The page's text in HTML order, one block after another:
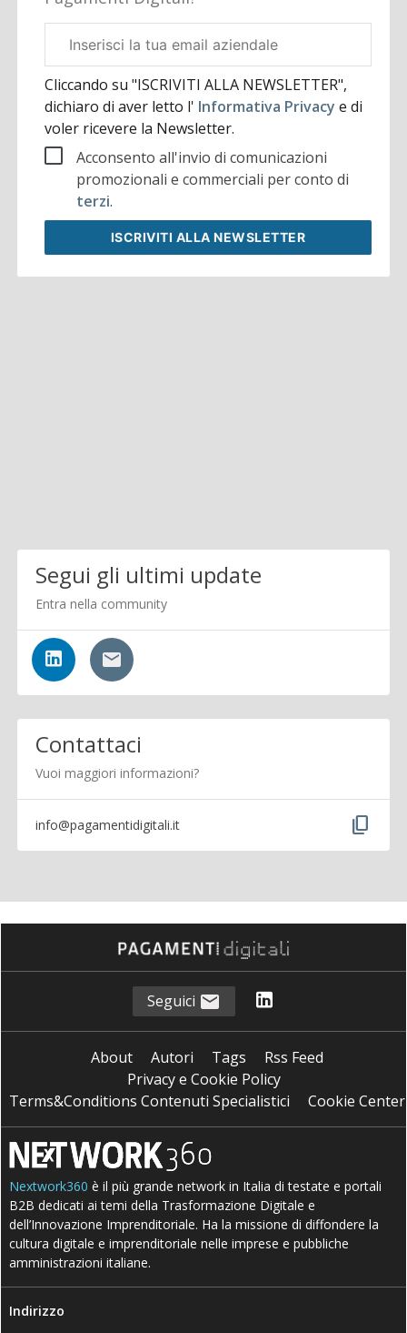
aziendale
Cliccando su "ISCRIVITI ALLA NEWSLETTER",
dichiaro di aver letto l' Informativa Privacye di
voler ricevere la Newsletter.
Acconsento all'invio di comunicazioni
promozionali e commerciali per conto di
terzi.
ISCRIVITI ALLA NEWSLETTER
Segui gli ultimi update
Entra nella community
Contattaci
Vuoi maggiori informazioni?
info@pagamentidigitali.it content_copy
Seguici
About Autori Tags
Rss Feed
Privacy e Cookie Policy
Terms&Conditions Contenuti Specialistici
Cookie Center
Nextwork360 è il più grande network in Italia di testate e portali
B2B dedicati ai temi della Trasformazione Digitale e
dell’Innovazione Imprenditoriale. Ha la missione di diffondere la
cultura digitale e imprenditoriale nelle imprese e pubbliche
amministrazioni italiane.
Indirizzo